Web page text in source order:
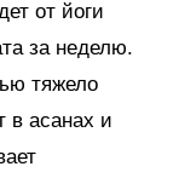
от йоги
за неделю.
тяжело
в асанах и